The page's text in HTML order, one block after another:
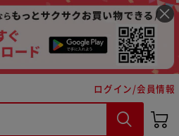
ログイン/会員情報